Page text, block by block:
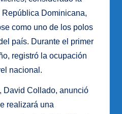
Dominicana,
como uno de los polos
país. Durante el primer
registró la ocupación
nacional.
David Collado, anunció
realizará una